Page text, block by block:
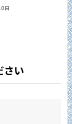
日
さい